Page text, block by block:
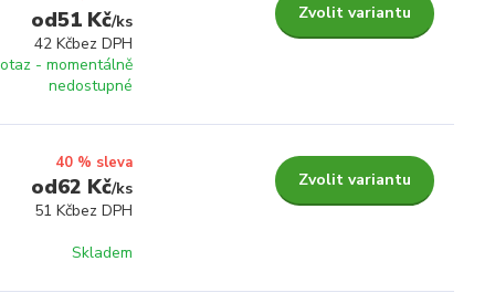
51 Kč/ks
42 Kčbez DPH
- momentálně
nedostupné
Zvolit variantu
40 % sleva
62 Kč/ks
51 Kčbez DPH
Skladem
Zvolit variantu